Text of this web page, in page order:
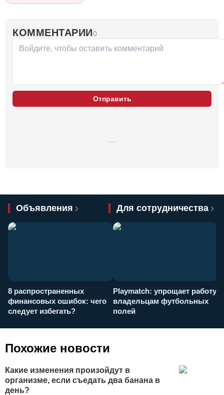
КОММЕНТАРИИ0
Отправить
Объявления Для сотрудничества
8 распространенных
финансовых ошибок: чего
следует избегать?
Playmatch: упрощает работу
владельцам футбольных
полей
Похожие новости
Какие изменения произойдут в
организме, если съедать два банана в
день?